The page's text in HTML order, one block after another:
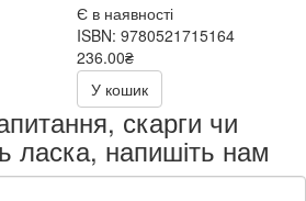
Є в наявності
ISBN: 9780521715164
236.00₴
472.00₴
У кошик
скарги чи
ласка, напишіть нам